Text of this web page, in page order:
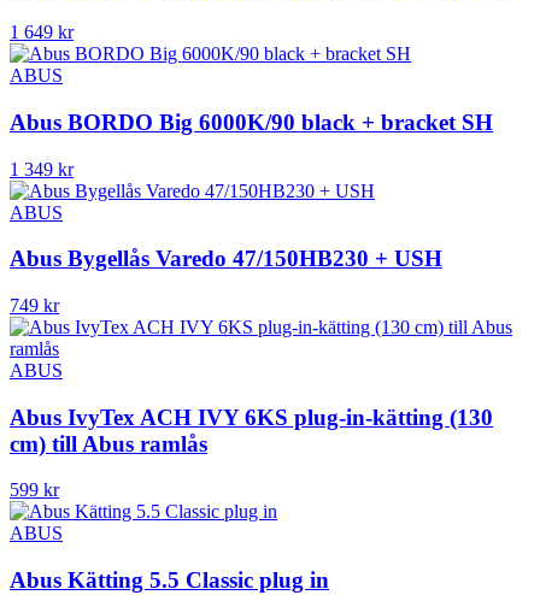
1 649 kr
ABUS
Abus BORDO Big 6000K/90 black + bracket SH
1 349 kr
ABUS
Abus Bygellås Varedo 47/150HB230 + USH
749 kr
ABUS
Abus IvyTex ACH IVY 6KS plug-in-kätting (130
cm) till Abus ramlås
599 kr
ABUS
Abus Kätting 5.5 Classic plug in